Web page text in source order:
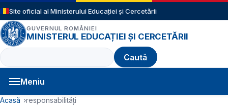
Sari la conținutul principal
Site oficial al Ministerului Educației și Cercetării
GUVERNUL ROMÂNIEI
MINISTERUL EDUCAȚIEI ȘI CERCETĂRII
Caută
Meniu
Navigație principală
Cale de navigare
Acasă responsabilități